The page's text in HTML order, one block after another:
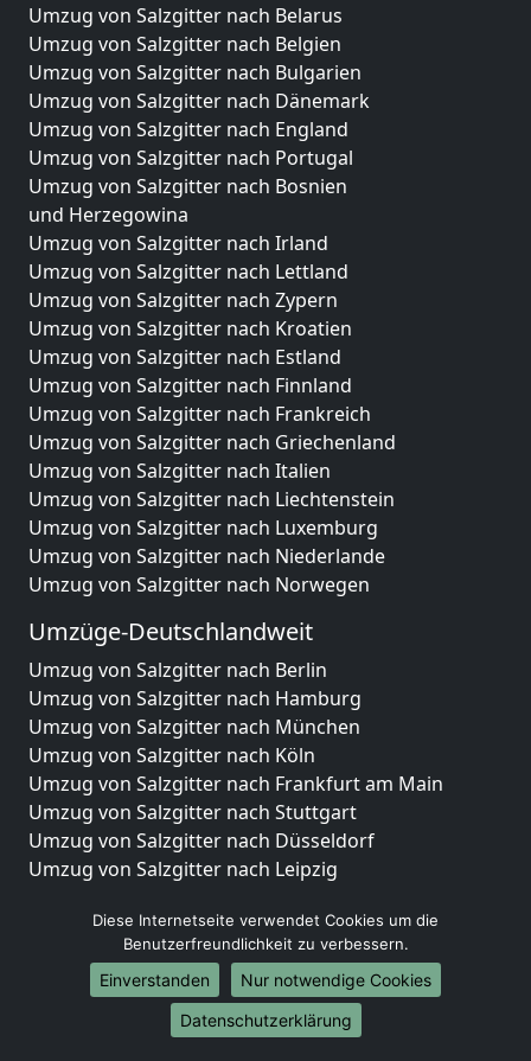
Umzug von Salzgitter nach Belarus
Umzug von Salzgitter nach Belgien
Umzug von Salzgitter nach Bulgarien
Umzug von Salzgitter nach Dänemark
Umzug von Salzgitter nach England
Umzug von Salzgitter nach Portugal
Umzug von Salzgitter nach Bosnien
und Herzegowina
Umzug von Salzgitter nach Irland
Umzug von Salzgitter nach Lettland
Umzug von Salzgitter nach Zypern
Umzug von Salzgitter nach Kroatien
Umzug von Salzgitter nach Estland
Umzug von Salzgitter nach Finnland
Umzug von Salzgitter nach Frankreich
Umzug von Salzgitter nach Griechenland
Umzug von Salzgitter nach Italien
Umzug von Salzgitter nach Liechtenstein
Umzug von Salzgitter nach Luxemburg
Umzug von Salzgitter nach Niederlande
Umzug von Salzgitter nach Norwegen
Umzüge-Deutschlandweit
Umzug von Salzgitter nach Berlin
Umzug von Salzgitter nach Hamburg
Umzug von Salzgitter nach München
Umzug von Salzgitter nach Köln
Umzug von Salzgitter nach Frankfurt am Main
Umzug von Salzgitter nach Stuttgart
Umzug von Salzgitter nach Düsseldorf
Umzug von Salzgitter nach Leipzig
Umzug von Salzgitter nach Essen
Umzug von Salzgitter nach Bremen
Umzug von Salzgitter nach Dresden
Umzug von Salzgitter nach Hannover
Umzug von Salzgitter nach Nürnberg
Diese Internetseite verwendet Cookies um die
Benutzerfreundlichkeit zu verbessern.
Einverstanden
Nur notwendige Cookies
Datenschutzerklärung